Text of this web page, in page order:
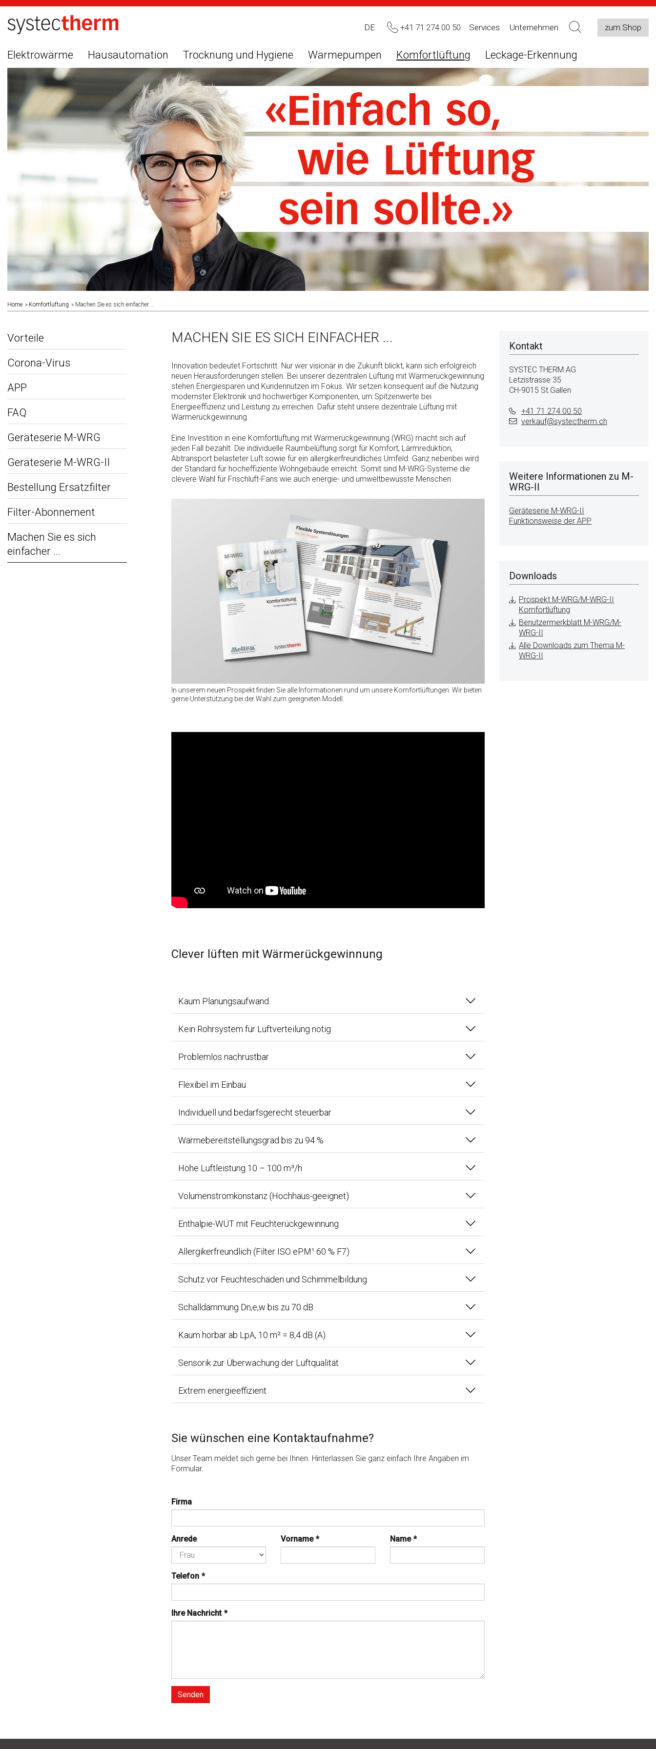
DE +41 71 274 00 50 Services Unternehmen zum Shop
Elektrowärme Hausautomation Trocknung und Hygiene Wärmepumpen Komfortlüftung Leckage-Erkennung
Home Komfortlüftung Machen Sie es sich einfacher ...
Vorteile
Corona-Virus
APP
FAQ
Geräteserie M-WRG
Geräteserie M-WRG-II
Bestellung Ersatzfilter
Filter-Abonnement
Machen Sie es sich
einfacher ...
MACHEN SIE ES SICH EINFACHER ...
Innovation bedeutet Fortschritt. Nur wer visionär in die Zukunft blickt, kann sich erfolgreich
neuen Herausforderungen stellen. Bei unserer dezentralen Lüftung mit Wärmerückgewinnung
stehen Energiesparen und Kundennutzen im Fokus. Wir setzen konsequent auf die Nutzung
modernster Elektronik und hochwertiger Komponenten, um Spitzenwerte bei
Energieeffizienz und Leistung zu erreichen. Dafür steht unsere dezentrale Lüftung mit
Wärmerückgewinnung.
Eine Investition in eine Komfortlüftung mit Wärmerückgewinnung (WRG) macht sich auf
jeden Fall bezahlt. Die individuelle Raumbelüftung sorgt für Komfort, Lärmreduktion,
Abtransport belasteter Luft sowie für ein allergikerfreundliches Umfeld. Ganz nebenbei wird
der Standard für hocheffiziente Wohngebäude erreicht. Somit sind M-WRG-Systeme die
clevere Wahl für Frischluft-Fans wie auch energie- und umweltbewusste Menschen.
In unserem neuen Prospekt finden Sie alle Informationen rund um unsere Komfortlüftungen. Wir bieten
gerne Unterstützung bei der Wahl zum geeigneten Modell.
Clever lüften mit Wärmerückgewinnung
Kaum Planungsaufwand
Kein Rohrsystem für Luftverteilung nötig
Problemlos nachrüstbar
Flexibel im Einbau
Individuell und bedarfsgerecht steuerbar
Wärmebereitstellungsgrad bis zu 94 %
Hohe Luftleistung 10 – 100 m³/h
Volumenstromkonstanz (Hochhaus-geeignet)
Enthalpie-WÜT mit Feuchterückgewinnung
Allergikerfreundlich (Filter ISO ePM¹ 60 % F7)
Schutz vor Feuchteschäden und Schimmelbildung
Schalldämmung Dn,e,w bis zu 70 dB
Kaum hörbar ab LpA, 10 m² = 8,4 dB (A)
Sensorik zur Überwachung der Luftqualität
Extrem energieeffizient
Sie wünschen eine Kontaktaufnahme?
Unser Team meldet sich gerne bei Ihnen. Hinterlassen Sie ganz einfach Ihre Angaben im
Formular.
Firma
Anrede Vorname * Name *
Telefon *
Ihre Nachricht *
Kontakt
SYSTEC THERM AG
Letzistrasse 35
CH-9015 St.Gallen
+41 71 274 00 50
verkauf@systectherm.ch
Weitere Informationen zu M-
WRG-II
Geräteserie M-WRG-II
Funktionsweise der APP
Downloads
Prospekt M-WRG/M-WRG-II
Komfortlüftung
Benutzermerkblatt M-WRG/M-
WRG-II
Alle Downloads zum Thema M-
WRG-II